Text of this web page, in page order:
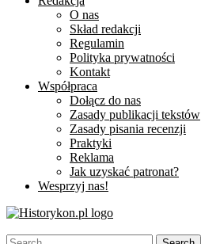
O nas
Skład redakcji
Regulamin
Polityka prywatności
Kontakt
Współpraca
Dołącz do nas
Zasady publikacji tekstów
Zasady pisania recenzji
Praktyki
Reklama
Jak uzyskać patronat?
Wesprzyj nas!